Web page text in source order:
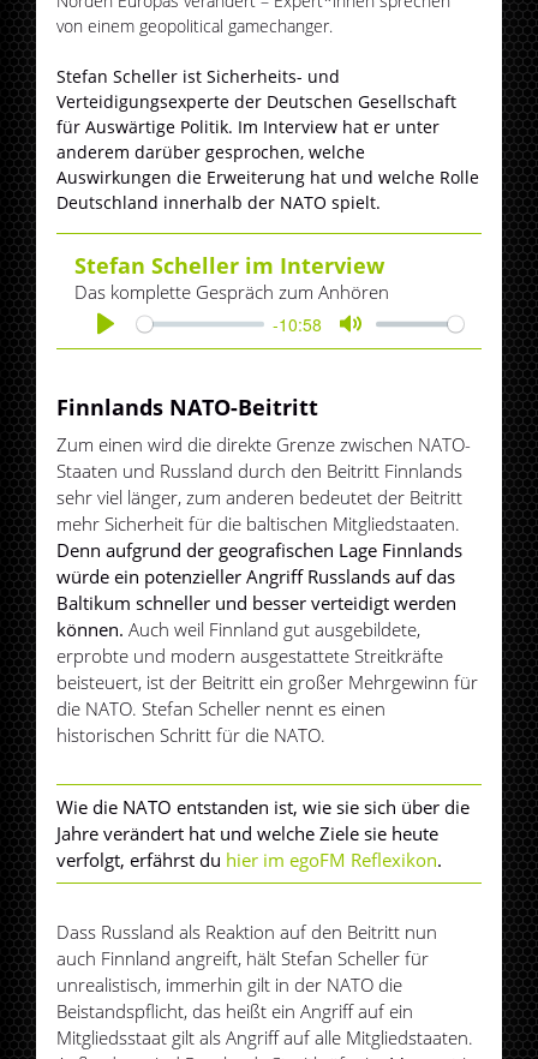
von einem geopolitical gamechanger.
Stefan Scheller ist Sicherheits- und
Verteidigungsexperte der Deutschen Gesellschaft
für Auswärtige Politik. Im Interview hat er unter
anderem darüber gesprochen, welche
Auswirkungen die Erweiterung hat und welche Rolle
Deutschland innerhalb der NATO spielt.
Stefan Scheller im Interview
Das komplette Gespräch zum Anhören
Play
-10:58
Mute
Finnlands NATO-Beitritt
Zum einen wird die direkte Grenze zwischen NATO-
Staaten und Russland durch den Beitritt Finnlands
sehr viel länger, zum anderen bedeutet der Beitritt
mehr Sicherheit für die baltischen Mitgliedstaaten.
Denn aufgrund der geografischen Lage Finnlands
würde ein potenzieller Angriff Russlands auf das
Baltikum schneller und besser verteidigt werden
können.Auch weil Finnland gut ausgebildete,
erprobte und modern ausgestattete Streitkräfte
beisteuert, ist der Beitritt ein großer Mehrgewinn für
die NATO. Stefan Scheller nennt es einen
historischen Schritt für die NATO.
Wie die NATO entstanden ist, wie sie sich über die
Jahre verändert hat und welche Ziele sie heute
verfolgt, erfährst du hier im egoFM Reflexikon.
Dass Russland als Reaktion auf den Beitritt nun
auch Finnland angreift, hält Stefan Scheller für
unrealistisch, immerhin gilt in der NATO die
Beistandspflicht, das heißt ein Angriff auf ein
Mitgliedsstaat gilt als Angriff auf alle Mitgliedstaaten.